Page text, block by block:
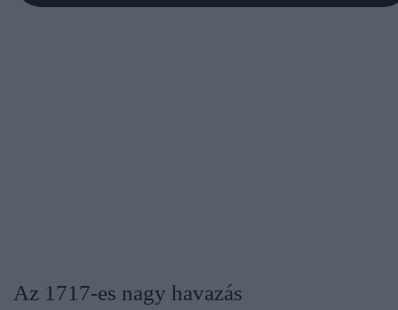
Az 1717-es nagy havazás